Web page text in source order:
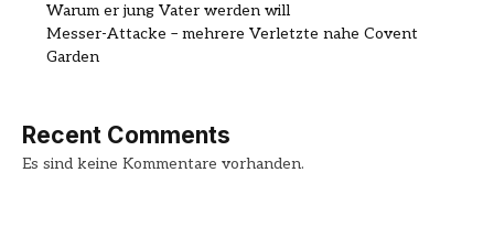
Warum er jung Vater werden will
Messer-Attacke – mehrere Verletzte nahe Covent
Garden
Recent Comments
Es sind keine Kommentare vorhanden.